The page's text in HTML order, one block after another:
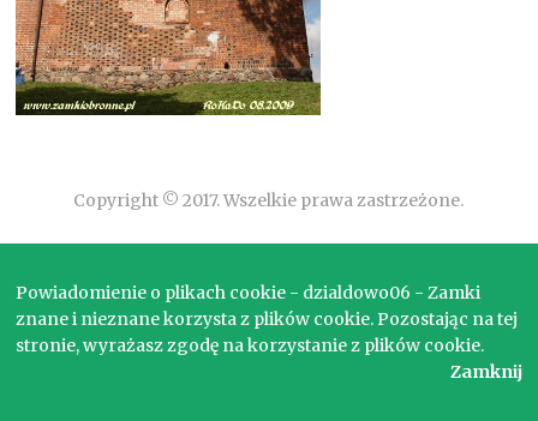
Copyright © 2017. Wszelkie prawa zastrzeżone.
Powiadomienie o plikach cookie - dzialdowo06 - Zamki
znane i nieznane korzysta z plików cookie. Pozostając na tej
stronie, wyrażasz zgodę na korzystanie z plików cookie.
Zamknij